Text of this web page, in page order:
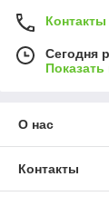
Контакты
Сегодня
О нас
Контакты